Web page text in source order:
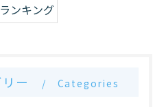
ンキング
ー Categories